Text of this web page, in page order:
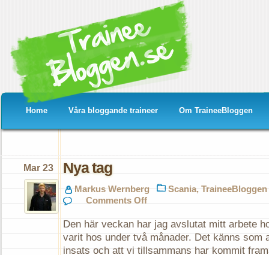
Home Våra bloggande traineer Om TraineeBloggen
Nya tag
Mar 23
Markus Wernberg Scania, TraineeBloggen
Comments Off
Den här veckan har jag avslutat mitt arbete
varit hos under två månader. Det känns som
insats och att vi tillsammans har kommit